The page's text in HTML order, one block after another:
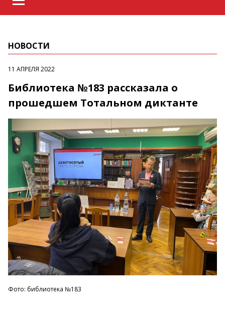
НОВОСТИ
11 АПРЕЛЯ 2022
Библиотека №183 рассказала о
прошедшем Тотальном диктанте
Фото: библиотека №183